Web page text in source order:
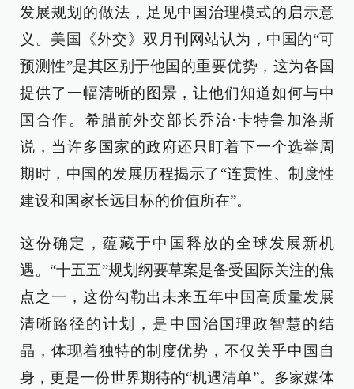
发展规划的做法，足见中国治理模式的启示意
义。美国《外交》双月刊网站认为，中国的“可
预测性”是其区别于他国的重要优势，这为各国
提供了一幅清晰的图景，让他们知道如何与中
国合作。希腊前外交部长乔治·卡特鲁加洛斯
说，当许多国家的政府还只盯着下一个选举周
期时，中国的发展历程揭示了“连贯性、制度性
建设和国家长远目标的价值所在”。
这份确定，蕴藏于中国释放的全球发展新机
遇。“十五五”规划纲要草案是备受国际关注的焦
点之一，这份勾勒出未来五年中国高质量发展
清晰路径的计划，是中国治国理政智慧的结
晶，体现着独特的制度优势，不仅关乎中国自
身，更是一份世界期待的“机遇清单”。多家媒体